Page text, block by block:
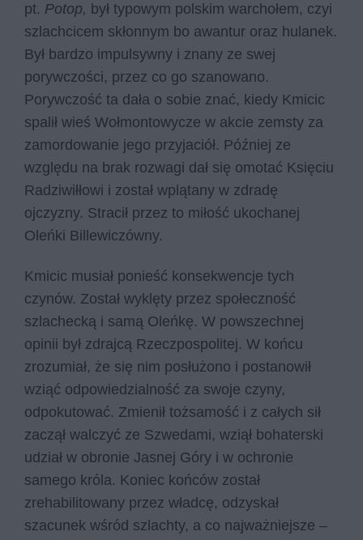
pt. Potop, był typowym polskim warchołem, czyi
szlachcicem skłonnym bo awantur oraz hulanek.
Był bardzo impulsywny i znany ze swej
porywczości, przez co go szanowano.
Porywczość ta dała o sobie znać, kiedy Kmicic
spalił wieś Wołmontowycze w akcie zemsty za
zamordowanie jego przyjaciół. Później ze
względu na brak rozwagi dał się omotać Księciu
Radziwiłłowi i został wplątany w zdradę
ojczyzny. Stracił przez to miłość ukochanej
Oleńki Billewiczówny.
Kmicic musiał ponieść konsekwencje tych
czynów. Został wyklęty przez społeczność
szlachecką i samą Oleńkę. W powszechnej
opinii był zdrajcą Rzeczpospolitej. W końcu
zrozumiał, że się nim posłużono i postanowił
wziąć odpowiedzialność za swoje czyny,
odpokutować. Zmienił tożsamość i z całych sił
zaczął walczyć ze Szwedami, wziął bohaterski
udział w obronie Jasnej Góry i w ochronie
samego króla. Koniec końców został
zrehabilitowany przez władcę, odzyskał
szacunek wśród szlachty, a co najważniejsze –